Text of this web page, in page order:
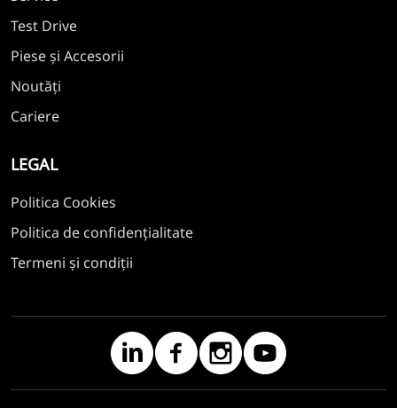
Test Drive
Piese și Accesorii
Noutăți
Cariere
LEGAL
Politica Cookies
Politica de confidențialitate
Termeni și condiții